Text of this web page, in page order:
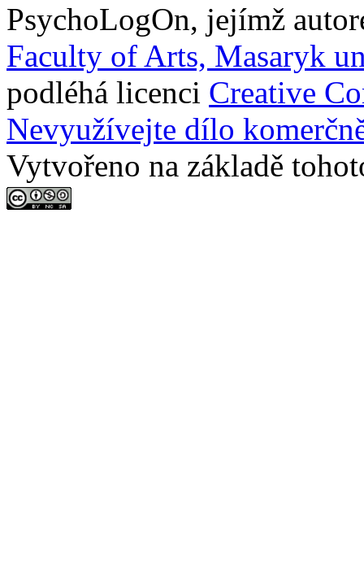
PsychoLogOn, jejímž
Faculty of Arts, Masaryk
podléhá licenci Creative
Nevyužívejte dílo
Vytvořeno na základě